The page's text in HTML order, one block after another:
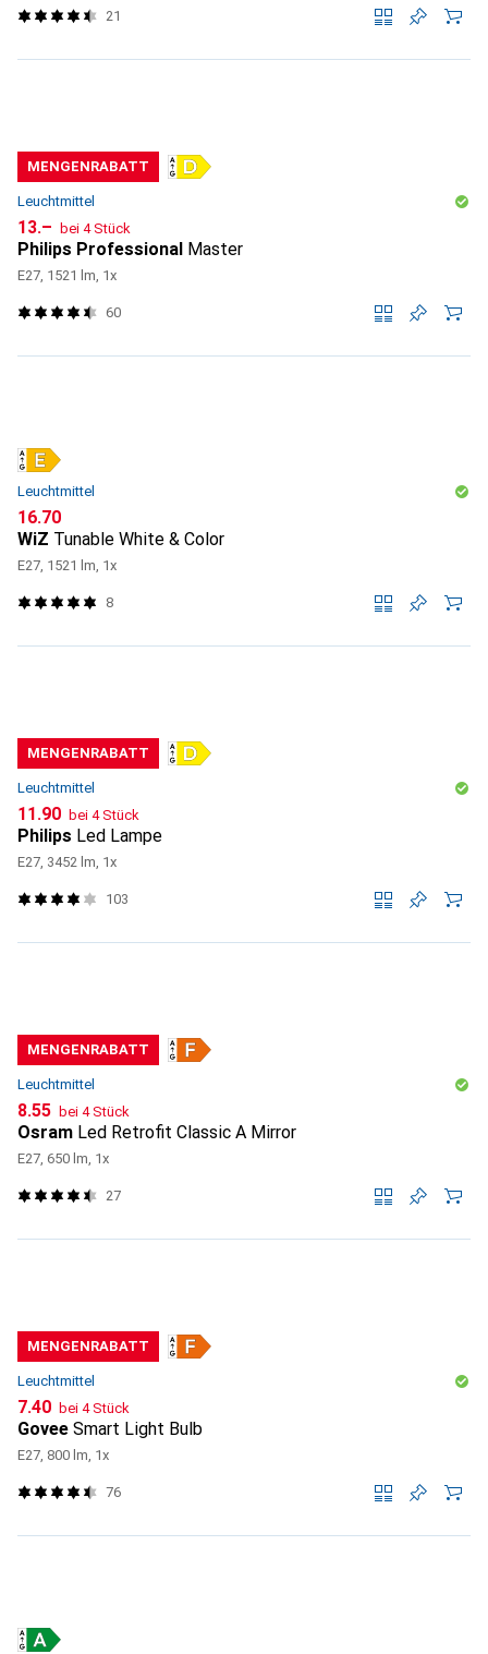
21
MENGENRABATT
Leuchtmittel
CHF
13.– bei 4 Stück
Philips Professional Master
E27, 1521 lm, 1x
60
Leuchtmittel
CHF
16.70
WiZ Tunable White & Color
E27, 1521 lm, 1x
8
MENGENRABATT
Leuchtmittel
CHF
11.90 bei 4 Stück
Philips Led Lampe
E27, 3452 lm, 1x
103
MENGENRABATT
Leuchtmittel
CHF
8.55 bei 4 Stück
Osram Led Retrofit Classic A Mirror
E27, 650 lm, 1x
27
MENGENRABATT
Leuchtmittel
CHF
7.40 bei 4 Stück
Govee Smart Light Bulb
E27, 800 lm, 1x
76